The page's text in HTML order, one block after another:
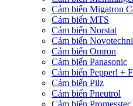
Cảm biến Migatron
Cảm biến MTS
Cảm biến Norstat
Cảm biến
Cảm biến Omron
Cảm biến Panasonic
Cảm biến Pepperl +
Cảm biến Pilz
Cảm biến Pneutrol
Cảm biến Promesstec